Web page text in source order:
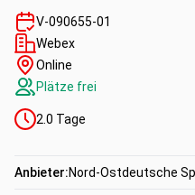
V-090655-01
Webex
Online
Plätze frei
2.0 Tage
Anbieter:Nord-Ostdeutsche